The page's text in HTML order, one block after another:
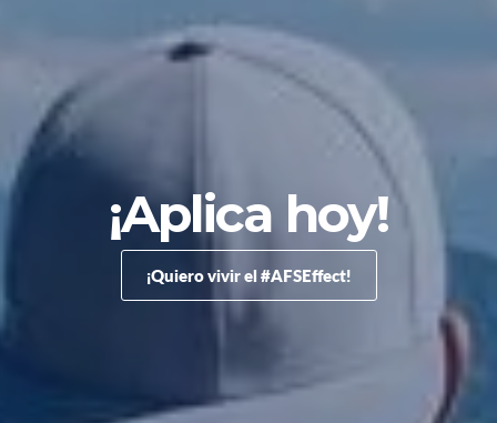
¡Aplica hoy!
¡Quiero vivir el #AFSEffect!